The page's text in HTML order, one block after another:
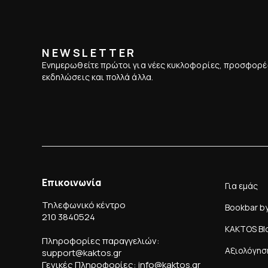
NEWSLETTER
Ενημερωθείτε πρώτοι για νέες κυκλοφορίες,
εκδηλώσεις και πολλά άλλα.
Επικοινωνία
Τηλεφωνικό κέντρο
210 3840524
Πληροφορίες παραγγελιών:
support@kaktos.gr
Γενικές Πληροφορίες: info@kaktos.gr
Για εμάς
Bookbar
KAKTOS